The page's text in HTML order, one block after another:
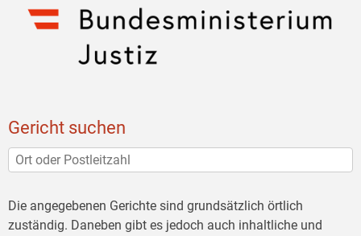
Gericht suchen
Die angegebenen Gerichte sind grundsätzlich örtlich
zuständig. Daneben gibt es jedoch auch inhaltliche und